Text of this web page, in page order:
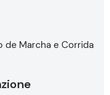
de Marcha e Corrida